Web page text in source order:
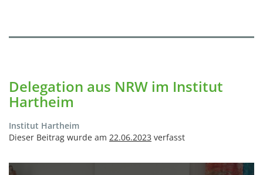
Delegation aus NRW im Institut
Hartheim
Institut Hartheim
Dieser Beitrag wurde am 22.06.2023 verfasst